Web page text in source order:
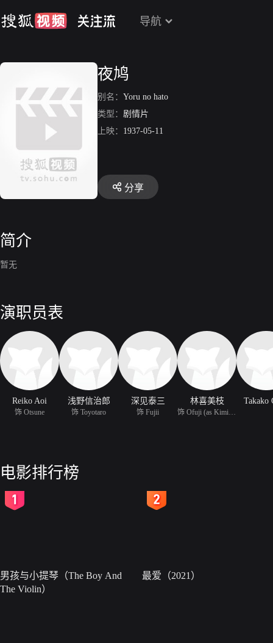
导航
夜鸠
别名： Yoru no hato
类型： 剧情片
上映： 1937-05-11
分享
简介
暂无
演职员表
Reiko Aoi
饰 Otsune
浅野信治郎
饰 Toyotaro
深见泰三
饰 Fujii
林喜美枝
饰 Ofuji (as Kimiko Hay
Takako
电影排行榜
男孩与小提琴（The Boy And
The Violin）
最爱（2021）